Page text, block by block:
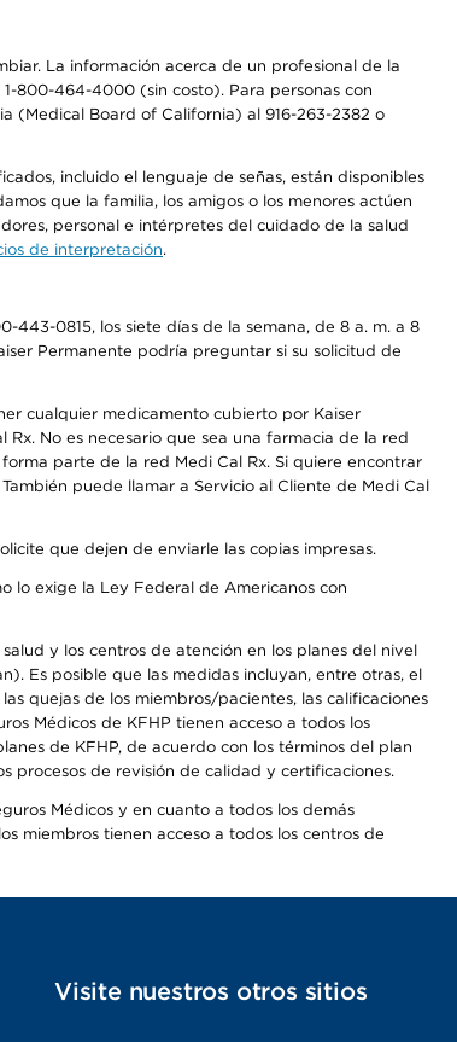
La información acerca de un profesional de la
800-464-4000 (sin costo). Para personas con
(Medical Board of California) al 916-263-2382 o
incluido el lenguaje de señas, están disponibles
que la familia, los amigos o los menores actúen
personal e intérpretes del cuidado de la salud
de interpretación.
443-0815, los siete días de la semana, de 8 a. m. a 8
Permanente podría preguntar si su solicitud de
cualquier medicamento cubierto por Kaiser
No es necesario que sea una farmacia de la red
parte de la red Medi Cal Rx. Si quiere encontrar
También puede llamar a Servicio al Cliente de Medi Cal
que dejen de enviarle las copias impresas.
lo exige la Ley Federal de Americanos con
y los centros de atención en los planes del nivel
Es posible que las medidas incluyan, entre otras, el
quejas de los miembros/pacientes, las calificaciones
Médicos de KFHP tienen acceso a todos los
de KFHP, de acuerdo con los términos del plan
procesos de revisión de calidad y certificaciones.
Médicos y en cuanto a todos los demás
miembros tienen acceso a todos los centros de
Visite nuestros otros sitios